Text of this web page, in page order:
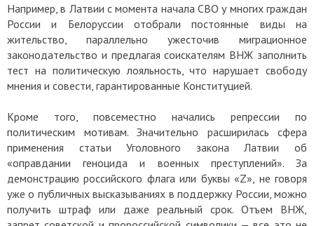
Например, в Латвии с момента начала СВО у многих граждан
России и Белоруссии отобрали постоянные виды на
жительство, параллельно ужесточив миграционное
законодательство и предлагая соискателям ВНЖ заполнить
тест на политическую лояльность, что нарушает свободу
мнения и совести, гарантированные Конституцией.
Кроме того, повсеместно начались репрессии по
политическим мотивам. Значительно расширилась сфера
применения статьи Уголовного закона Латвии об
«оправдании геноцида и военных преступлений». За
демонстрацию российского флага или буквы «Z», не говоря
уже о публичных высказываниях в поддержку России, можно
получить штраф или даже реальный срок. Отъем ВНЖ,